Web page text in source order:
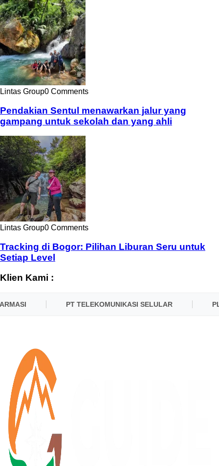
Lintas Group0 Comments
Pendakian Sentul menawarkan jalur yang
gampang untuk sekolah dan yang ahli
Lintas Group0 Comments
Tracking di Bogor: Pilihan Liburan Seru untuk
Setiap Level
Klien Kami :
PT TELEKOMUNIKASI SELULAR